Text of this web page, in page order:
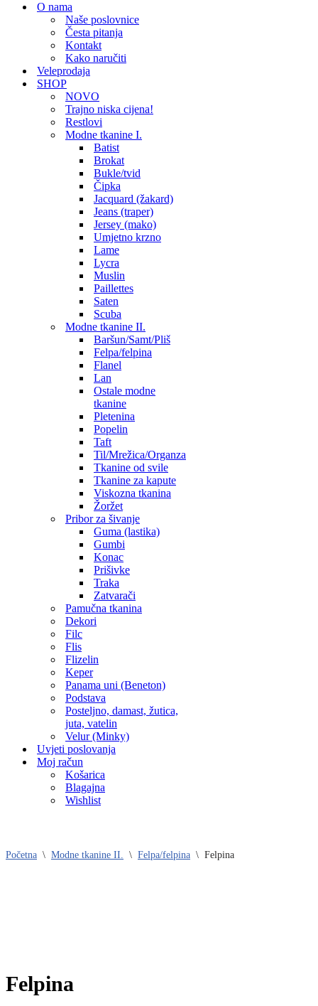
O nama
Naše poslovnice
Česta pitanja
Kontakt
Kako naručiti
Veleprodaja
SHOP
NOVO
Trajno niska cijena!
Restlovi
Modne tkanine I.
Batist
Brokat
Bukle/tvid
Čipka
Jacquard (žakard)
Jeans (traper)
Jersey (mako)
Umjetno krzno
Lame
Lycra
Muslin
Paillettes
Saten
Scuba
Modne tkanine II.
Baršun/Samt/Pliš
Felpa/felpina
Flanel
Lan
Ostale modne
tkanine
Pletenina
Popelin
Taft
Til/Mrežica/Organza
Tkanine od svile
Tkanine za kapute
Viskozna tkanina
Žoržet
Pribor za šivanje
Guma (lastika)
Gumbi
Konac
Prišivke
Traka
Zatvarači
Pamučna tkanina
Dekori
Filc
Flis
Flizelin
Keper
Panama uni (Beneton)
Podstava
Posteljno, damast, žutica,
juta, vatelin
Velur (Minky)
Uvjeti poslovanja
Moj račun
Košarica
Blagajna
Wishlist
Početna \ Modne tkanine II. \ Felpa/felpina \ Felpina
Felpina